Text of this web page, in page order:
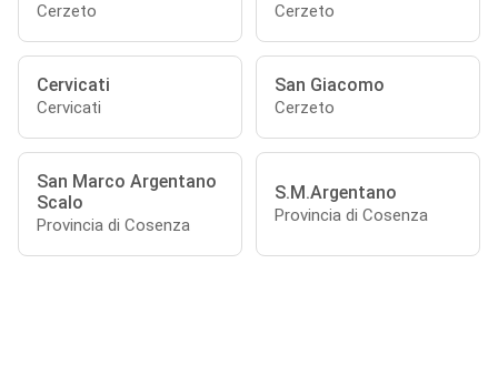
Cerzeto Cerzeto
Cervicati
Cervicati
San Giacomo
Cerzeto
San Marco Argentano
Scalo
Provincia di Cosenza
S.M.Argentano
Provincia di Cosenza